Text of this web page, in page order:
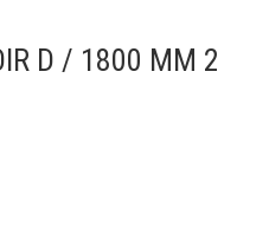
D / 1800 MM 2